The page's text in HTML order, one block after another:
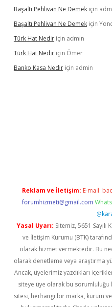
Başaltı Pehlivan Ne Demek için
Başaltı Pehlivan Ne Demek için
Türk Hat Nedir için admin
Türk Hat Nedir için Ömer
Banko Kasa Nedir için admin
Reklam ve İletişim: E-mail:
forumhizmeti@gmail.com
Yasal Uyarı: Sitemiz, 5651
ve İletişim Kurumu (BTK)
olarak hizmet vermektedir. Bu
olarak denetleme veya araştırma
Ancak, üyelerimiz yazdıkları
siteye üye olarak bu sorumluluğu
sitesi, herhangi bir marka, kurum